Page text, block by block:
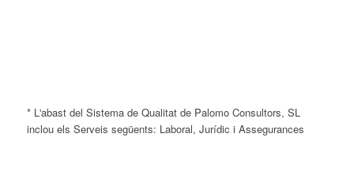
* L'abast del Sistema de Qualitat de Palomo Consultors, SL
inclou els Serveis següents: Laboral, Jurídic i Assegurances